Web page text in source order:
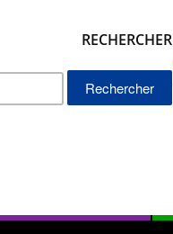
RECHERCHER
Rechercher :